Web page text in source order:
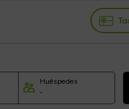
Huéspedes